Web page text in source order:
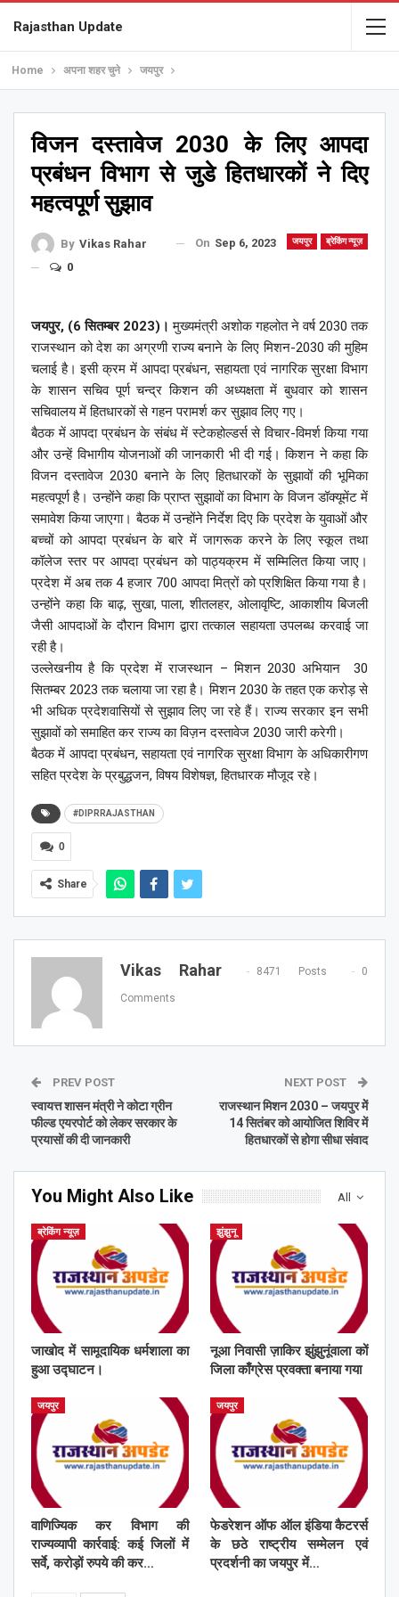
Rajasthan Update
Home अपना शहर चुने जयपुर
विजन दस्तावेज 2030 के लिए आपदा
प्रबंधन विभाग से जुडे हितधारकों ने दिए
महत्वपूर्ण सुझाव
जयपुर ब्रेकिंग न्यूज़
By Vikas Rahar On Sep 6, 2023
0
जयपुर, (6 सितम्बर 2023)। मुख्यमंत्री अशोक गहलोत ने वर्ष 2030 तक
राजस्थान को देश का अग्रणी राज्य बनाने के लिए मिशन-2030 की मुहिम
चलाई है। इसी क्रम में आपदा प्रबंधन, सहायता एवं नागरिक सुरक्षा विभाग
के शासन सचिव पूर्ण चन्द्र किशन की अध्यक्षता में बुधवार को शासन
सचिवालय में हितधारकों से गहन परामर्श कर सुझाव लिए गए।
बैठक में आपदा प्रबंधन के संबंध में स्टेकहोल्डर्स से विचार-विमर्श किया गया
और उन्हें विभागीय योजनाओं की जानकारी भी दी गई। किशन ने कहा कि
विजन दस्तावेज 2030 बनाने के लिए हितधारकों के सुझावों की भूमिका
महत्वपूर्ण है। उन्होंने कहा कि प्राप्त सुझावों का विभाग के विजन डॉक्यूमेंट में
समावेश किया जाएगा। बैठक में उन्होंने निर्देश दिए कि प्रदेश के युवाओं और
बच्चों को आपदा प्रबंधन के बारे में जागरूक करने के लिए स्कूल तथा
कॉलेज स्तर पर आपदा प्रबंधन को पाठ्यक्रम में सम्मिलित किया जाए।
प्रदेश में अब तक 4 हजार 700 आपदा मित्रों को प्रशिक्षित किया गया है।
उन्होंने कहा कि बाढ़, सुखा, पाला, शीतलहर, ओलावृष्टि, आकाशीय बिजली
जैसी आपदाओं के दौरान विभाग द्वारा तत्काल सहायता उपलब्ध करवाई जा
रही है।
उल्लेखनीय है कि प्रदेश में राजस्थान – मिशन 2030 अभियान 30
सितम्बर 2023 तक चलाया जा रहा है। मिशन 2030 के तहत एक करोड़ से
भी अधिक प्रदेशवासियों से सुझाव लिए जा रहे हैं। राज्य सरकार इन सभी
सुझावों को समाहित कर राज्य का विज़न दस्तावेज 2030 जारी करेगी।
बैठक में आपदा प्रबंधन, सहायता एवं नागरिक सुरक्षा विभाग के अधिकारीगण
सहित प्रदेश के प्रबुद्धजन, विषय विशेषज्ञ, हितधारक मौजूद रहे।
#DIPRRAJASTHAN
0
Share
Vikas Rahar 8471 Posts 0
Comments
PREV POST
स्वायत्त शासन मंत्री ने कोटा ग्रीन
फील्ड एयरपोर्ट को लेकर सरकार के
प्रयासों की दी जानकारी
NEXT POST
राजस्थान मिशन 2030 – जयपुर मेें
14 सितंबर को आयोजित शिविर में
हितधारकों से होगा सीधा संवाद
All
You Might Also Like
ब्रेकिंग न्यूज़
जाखोद में सामूदायिक धर्मशाला का
हुआ उद्घाटन।
झुंझुनू
नूआ निवासी ज़ाकिर झुंझुनूंवाला कों
जिला काँग्रेस प्रवक्ता बनाया गया
जयपुर
वाणिज्यिक कर विभाग की
राज्यव्यापी कार्रवाई: कई जिलों में
सर्वे, करोड़ों रुपये की कर…
जयपुर
फेडरेशन ऑफ ऑल इंडिया कैटरर्स
के छठे राष्ट्रीय सम्मेलन एवं
प्रदर्शनी का जयपुर में…